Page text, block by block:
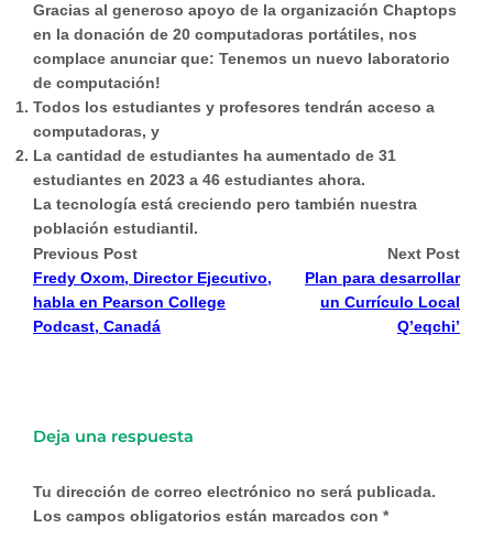
Gracias al generoso apoyo de la organización Chaptops
en la donación de 20 computadoras portátiles, nos
complace anunciar que: Tenemos un nuevo laboratorio
de computación!
Todos los estudiantes y profesores tendrán acceso a
computadoras, y
La cantidad de estudiantes ha aumentado de 31
estudiantes en 2023 a 46 estudiantes ahora.
La tecnología está creciendo pero también nuestra
población estudiantil.
Previous Post
Fredy Oxom, Director Ejecutivo,
habla en Pearson College
Podcast, Canadá
Next Post
Plan para desarrollar
un Currículo Local
Q’eqchi’
Deja una respuesta
Tu dirección de correo electrónico no será publicada.
Los campos obligatorios están marcados con *